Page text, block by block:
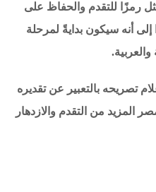
رمزًا للتقدم والحفاظ على
إلى أنه سيكون بدايةً لمرحلة
تصريحه بالتعبير عن تقديره
المزيد من التقدم والازدهار